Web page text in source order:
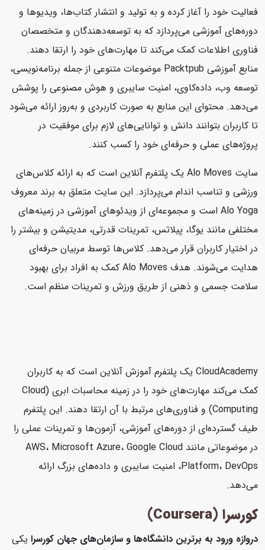
فعالیت خود را آغاز کرده و به تولید و انتشار کتاب‌ها، ویدیوها و
دوره‌های آموزشی می‌پردازد که به توسعه‌دهندگان و متخصصان
فناوری اطلاعات کمک می‌کند تا مهارت‌های خود را ارتقا دهند.
منابع آموزشی Packtpub موضوعات متنوعی از جمله برنامه‌نویسی،
توسعه وب، داده‌کاوی، امنیت سایبری و هوش مصنوعی را پوشش
می‌دهد. محتوای این منابع به صورت کاربردی و به‌روز ارائه می‌شود
تا کاربران بتوانند دانش و توانایی‌های لازم برای موفقیت در
پروژه‌های عملی و حرفه‌ای خود را کسب کنند.
سایت Alo Moves یک پلتفرم آنلاین است که به ارائه کلاس‌های
ورزشی و تناسب اندام می‌پردازد. این سایت متعلق به برند معروف
Alo Yoga است و مجموعه‌ای از ویدئوهای آموزشی در زمینه‌های
مختلفی مانند یوگا، پیلاتس، تمرینات قدرتی، مدیتیشن و بیشتر را
در اختیار کاربران قرار می‌دهد. کلاس‌ها توسط مربیان حرفه‌ای
هدایت می‌شوند. هدف Alo Moves کمک به افراد برای بهبود
سلامت جسمی و ذهنی از طریق ورزش و تمرینات منظم است.
CloudAcademy یک پلتفرم آموزش آنلاین است که به کاربران
کمک می‌کند مهارت‌های خود را در زمینه محاسبات ابری (Cloud
Computing) و فناوری‌های مرتبط با آن ارتقا دهند. این پلتفرم
طیف گسترده‌ای از دوره‌های آموزشی، آزمون‌ها و تمرینات عملی را
در موضوعاتی مانند AWS، Microsoft Azure، Google Cloud
Platform، DevOps، امنیت سایبری و داده‌های بزرگ ارائه
می‌دهد.
کورسرا (Coursera)
دروازه ورود به برترین دانشگاه‌ها و سازمان‌های جهان کورسرایکی